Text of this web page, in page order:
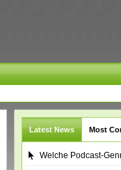
Latest News Most
Welche Podcast-